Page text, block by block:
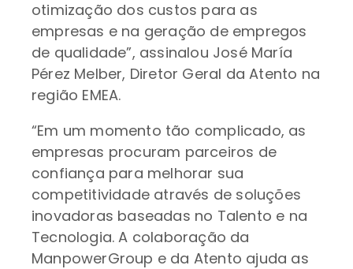
otimização dos custos para as
empresas e na geração de empregos
de qualidade”, assinalou José María
Pérez Melber, Diretor Geral da Atento na
região EMEA.
“Em um momento tão complicado, as
empresas procuram parceiros de
confiança para melhorar sua
competitividade através de soluções
inovadoras baseadas no Talento e na
Tecnologia. A colaboração da
ManpowerGroup e da Atento ajuda as